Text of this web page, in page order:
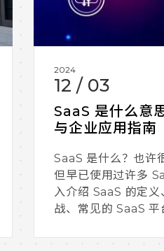
2024
12/ 03
SaaS 是什么意
与企业应用指南
SaaS 是什么？也许
但早已使用过许多
入介绍 SaaS 的定
战、常见的 SaaS 平